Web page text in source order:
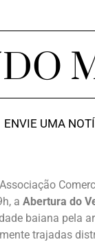
ENVIE UMA
a Abertura do
baiana pela
trajadas